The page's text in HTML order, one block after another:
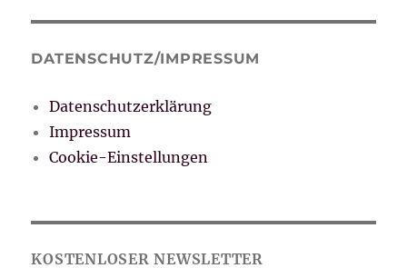
DATENSCHUTZ/IMPRESSUM
Datenschutzerklärung
Impressum
Cookie-Einstellungen